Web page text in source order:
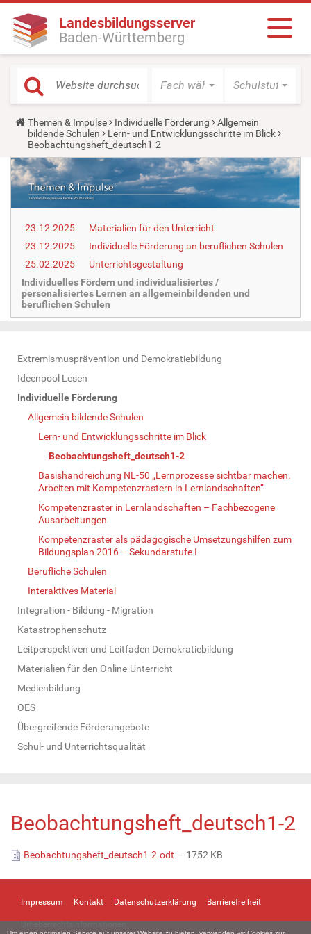
Landesbildungsserver
Baden-Württemberg
Fach wählen Schulstufe
Y
o
u
a
r
e
h
e
r
:
Themen & Impulse Individuelle Förderung
Allgemein
bildende Schulen
Lern- und Entwicklungsschritte im Blick
Beobachtungsheft_deutsch1-2
23.12.2025
Materialien für den Unterricht
23.12.2025
Individuelle Förderung an beruflichen Schulen
25.02.2025
Unterrichtsgestaltung
Individuelles Fördern und individualisiertes /
personalisiertes Lernen an allgemeinbildenden und
beruflichen Schulen
N
a
v
Extremismusprävention und Demokratiebildung
Ideenpool Lesen
Individuelle Förderung
Allgemein bildende Schulen
Lern- und Entwicklungsschritte im Blick
Beobachtungsheft_deutsch1-2
Basishandreichung NL-50 „Lernprozesse sichtbar machen.
Arbeiten mit Kompetenzrastern in Lernlandschaften“
Kompetenzraster in Lernlandschaften – Fachbezogene
Ausarbeitungen
Kompetenzraster als pädagogische Umsetzungshilfen zum
Bildungsplan 2016 – Sekundarstufe I
Berufliche Schulen
Interaktives Material
Integration - Bildung - Migration
Katastrophenschutz
Leitperspektiven und Leitfaden Demokratiebildung
Materialien für den Online-Unterricht
Medienbildung
OES
Übergreifende Förderangebote
Schul- und Unterrichtsqualität
Beobachtungsheft_deutsch1-2
Beobachtungsheft_deutsch1-2.odt — 1752 KB
Impressum Kontakt Datenschutzerklärung Barrierefreiheit